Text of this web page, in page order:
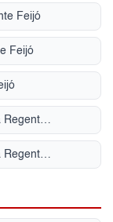
Feijó
Feijó
Condomínio MaxHaus Anália Franco Vila Regente Feijó
Condomínio MaxHaus Anália Franco Vila Regente Feijó